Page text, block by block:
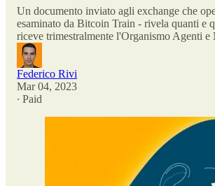
Un documento inviato agli exchange che
esaminato da Bitcoin Train - rivela quanti e
riceve trimestralmente l'Organismo Agenti
Federico Rivi
Mar 04, 2023
∙ Paid